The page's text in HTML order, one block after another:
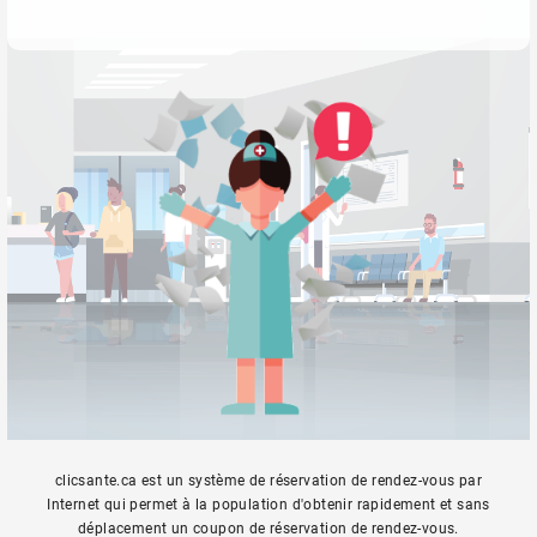
clicsante.ca est un système de réservation de rendez-vous par
Internet qui permet à la population d'obtenir rapidement et sans
déplacement un coupon de réservation de rendez-vous.